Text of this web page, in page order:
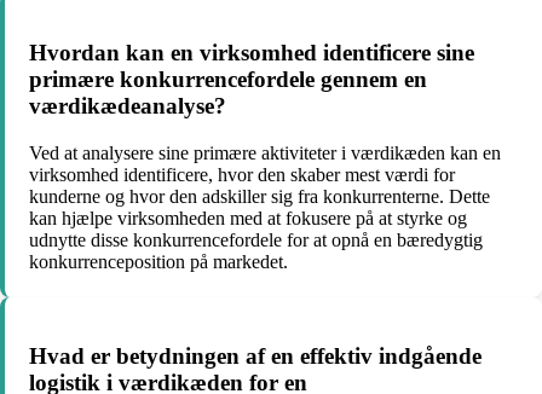
Hvordan kan en virksomhed identificere sine
primære konkurrencefordele gennem en
værdikædeanalyse?
Ved at analysere sine primære aktiviteter i værdikæden kan en
virksomhed identificere, hvor den skaber mest værdi for
kunderne og hvor den adskiller sig fra konkurrenterne. Dette
kan hjælpe virksomheden med at fokusere på at styrke og
udnytte disse konkurrencefordele for at opnå en bæredygtig
konkurrenceposition på markedet.
Hvad er betydningen af en effektiv indgående
logistik i værdikæden for en